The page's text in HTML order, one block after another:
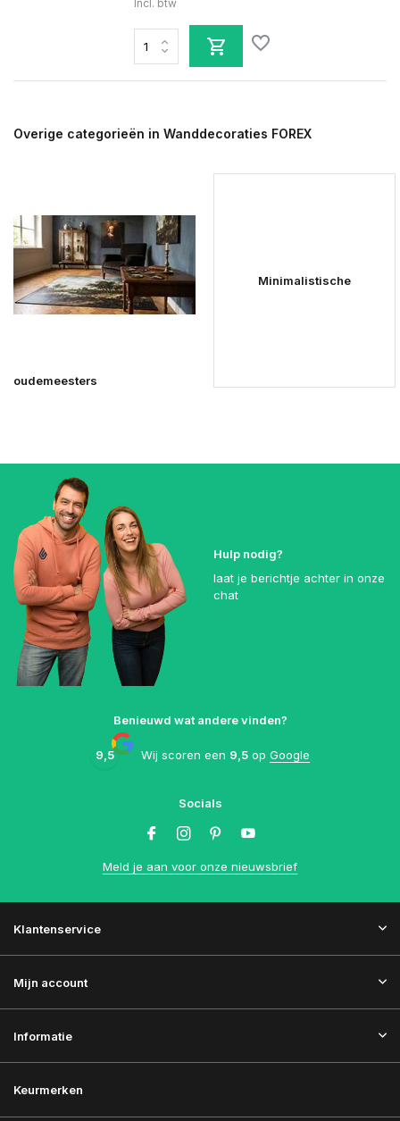
Incl. btw
Overige categorieën in Wanddecoraties FOREX
oudemeesters
Minimalistische
Hulp nodig?
laat je berichtje achter in onze
chat
Benieuwd wat andere vinden?
9,5 Wij scoren een 9,5 op Google
Socials
Meld je aan voor onze nieuwsbrief
Klantenservice
Mijn account
Informatie
Keurmerken